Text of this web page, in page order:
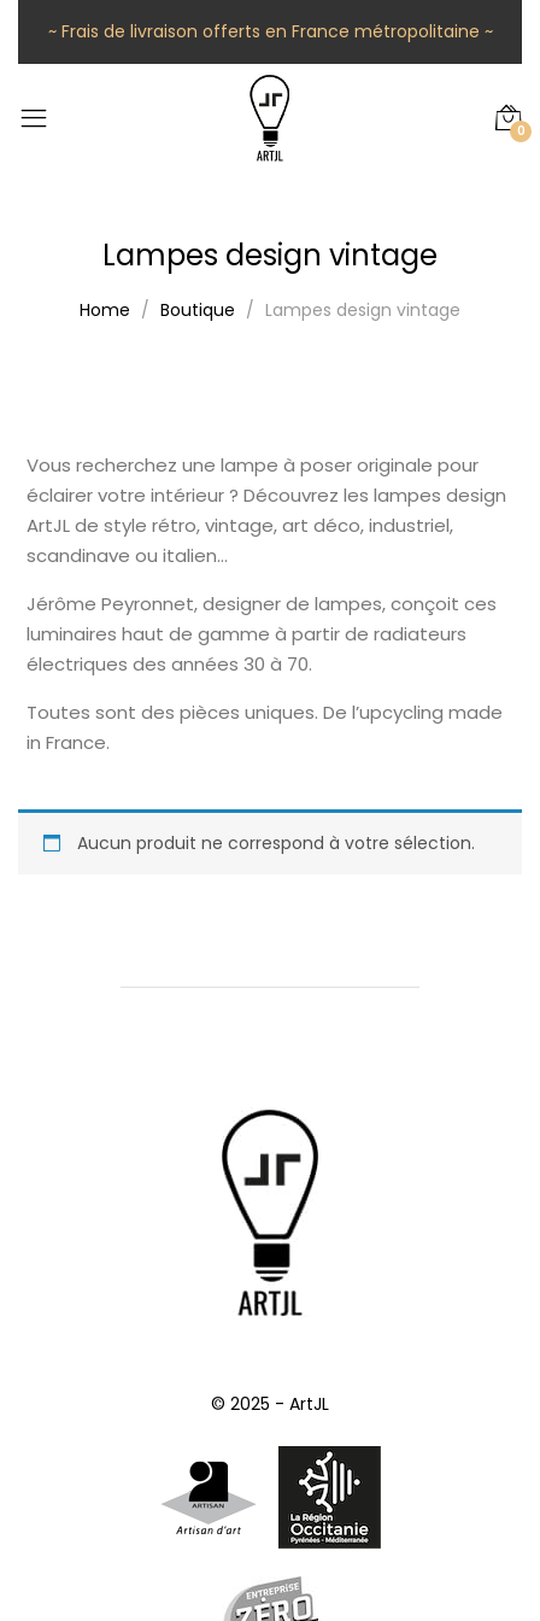
~ Frais de livraison offerts en France métropolitaine ~
0
Lampes design vintage
Home Boutique Lampes design vintage
Vous recherchez une lampe à poser originale pour
éclairer votre intérieur ? Découvrez les lampes design
ArtJL de style rétro, vintage, art déco, industriel,
scandinave ou italien…
Jérôme Peyronnet, designer de lampes, conçoit ces
luminaires haut de gamme à partir de radiateurs
électriques des années 30 à 70.
Toutes sont des pièces uniques. De l’upcycling made
in France.
Aucun produit ne correspond à votre sélection.
© 2025 - ArtJL